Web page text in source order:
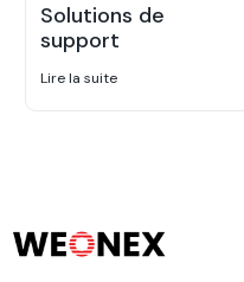
Solutions de
support
Lire la suite